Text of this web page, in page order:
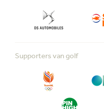
Supporters van golf